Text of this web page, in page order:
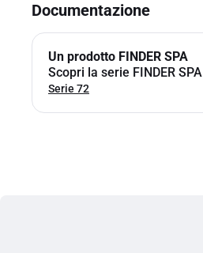
Documentazione
Un prodotto FINDER SPA
Scopri la serie FINDER SPA
Serie 72